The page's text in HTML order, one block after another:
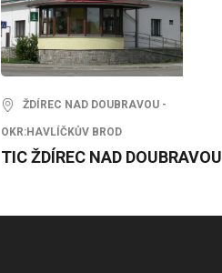
ŽDÍREC NAD DOUBRAVOU -
OKR:HAVLÍČKŮV BROD
TIC ŽDÍREC NAD DOUBRAVOU